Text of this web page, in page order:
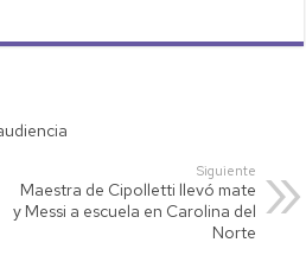
m
ar
Siguiente
Maestra de Cipolletti llevó mate
y Messi a escuela en Carolina del
Norte